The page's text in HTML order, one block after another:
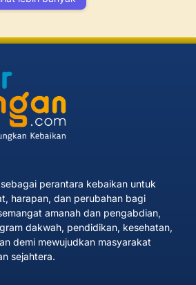
perantara kebaikan untuk
harapan, dan perubahan bagi
amanah dan pengabdian,
dakwah, pendidikan, kesehatan,
demi mewujudkan masyarakat
sejahtera.